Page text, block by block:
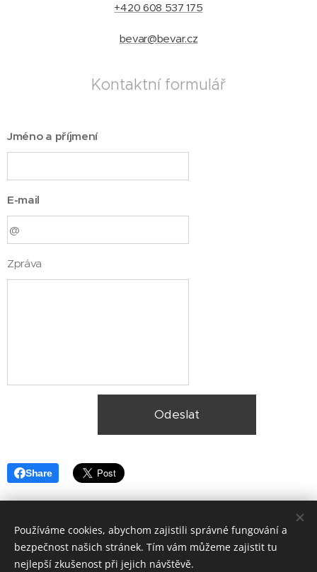
+420 608 537 175
bevar@bevar.cz
Kontaktní formulář
Jméno a příjmení
E-mail
Zpráva
Odeslat
Share
Používáme cookies, abychom zajistili správné fungování a
bezpečnost našich stránek. Tím vám můžeme zajistit tu
nejlepší zkušenost při jejich návštěvě.